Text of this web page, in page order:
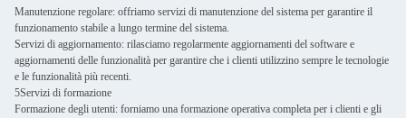
Manutenzione regolare: offriamo servizi di manutenzione del sistema per garantire il
funzionamento stabile a lungo termine del sistema.
Servizi di aggiornamento: rilasciamo regolarmente aggiornamenti del software e
aggiornamenti delle funzionalità per garantire che i clienti utilizzino sempre le tecnologie
e le funzionalità più recenti.
5Servizi di formazione
Formazione degli utenti: forniamo una formazione operativa completa per i clienti e gli